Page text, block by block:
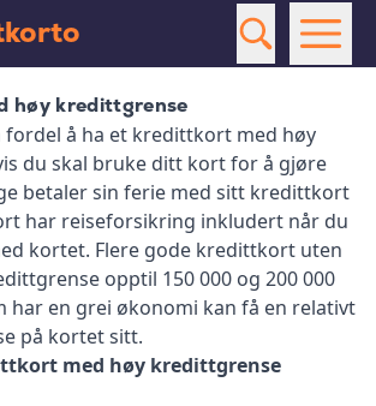
høy kredittgrense
fordel å ha et kredittkort med høy
du skal bruke ditt kort for å gjøre
betaler sin ferie med sitt kredittkort
har reiseforsikring inkludert når du
kortet. Flere gode kredittkort uten
opptil 150 000 og 200 000
har en grei økonomi kan få en relativt
på kortet sitt.
med høy kredittgrense